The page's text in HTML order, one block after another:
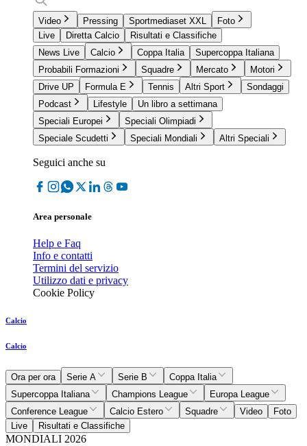
Video Pressing Sportmediaset XXL
Foto
Live
Diretta Calcio
Risultati e Classifiche
News Live
Calcio Coppa Italia
Supercoppa Italiana
Probabili Formazioni
Squadre Mercato
Motori
Drive UP
Formula E Tennis Altri Sport
Sondaggi
Podcast
Lifestyle
Un libro a settimana
Speciali Europei
Speciali Olimpiadi
Speciale Scudetti
Speciali Mondiali Altri Speciali
Seguici anche su
Area personale
Help e Faq
Info e contatti
Termini del servizio
Utilizzo dati e privacy
Cookie Policy
Calcio
Calcio
Ora per ora Serie A Serie B
Coppa Italia
Supercoppa Italiana
Champions League
Europa League
Conference League
Calcio Estero Squadre Video
Foto
Live
Risultati e Classifiche
MONDIALI 2026